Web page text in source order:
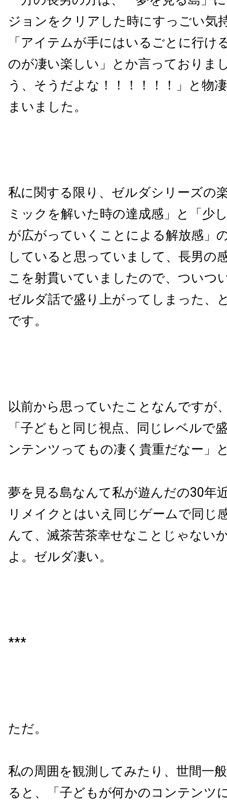
ジョンをクリアした時にすっごい気
「アイテムが手にはいるごとに行け
のが凄い楽しい」とか言っておりま
う、そうだよな！！！！！！」と物
まいました。
私に関する限り、ゼルダシリーズの
ミックを解いた時の達成感」と「少
が広がっていくことによる解放感」
していると思っていまして、長男の
こを射貫いていましたので、ついつ
ゼルダ話で盛り上がってしまった、
です。
以前から思っていたことなんですが
「子どもと同じ視点、同じレベルで
ンテンツってもの凄く貴重だなー」
夢を見る島なんて私が遊んだの30年
リメイクとはいえ同じゲームで同じ
んて、滅茶苦茶幸せなことじゃない
よ。ゼルダ凄い。
***
ただ。
私の周囲を観測してみたり、世間一
ると、「子どもが何かのコンテンツ